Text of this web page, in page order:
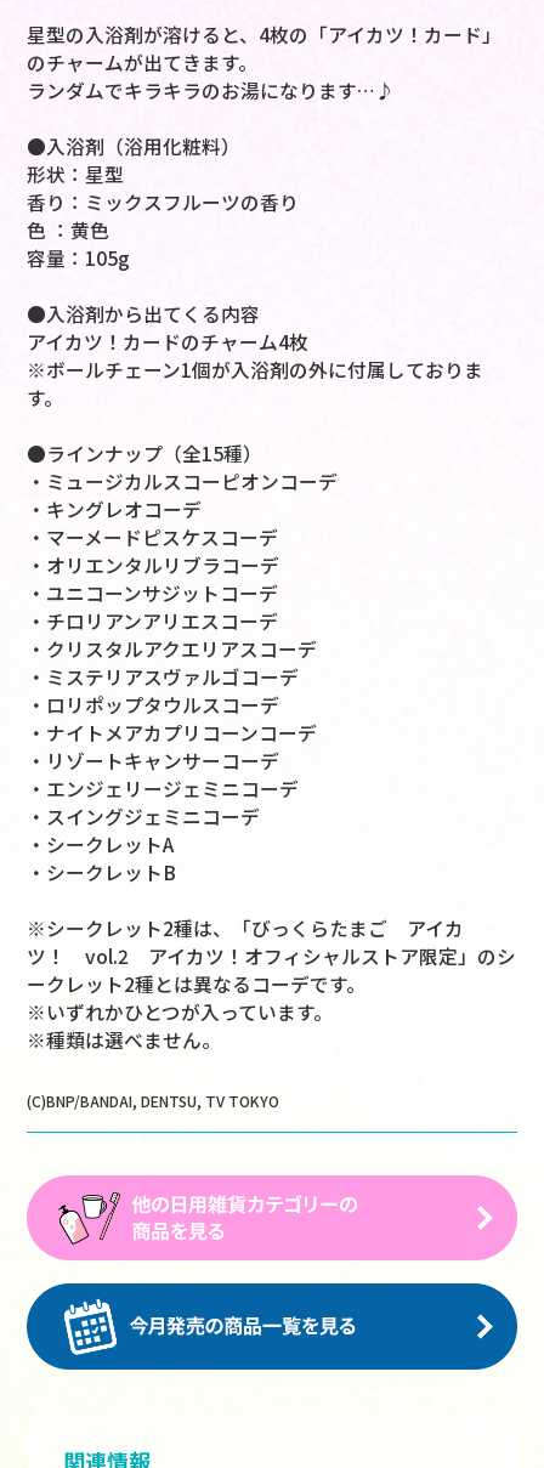
星型の入浴剤が溶けると、4枚の「アイカツ！カード」
のチャームが出てきます。
ランダムでキラキラのお湯になります…♪
●入浴剤（浴用化粧料）
形状：星型
香り：ミックスフルーツの香り
色 ：黄色
容量：105g
●入浴剤から出てくる内容
アイカツ！カードのチャーム4枚
※ボールチェーン1個が入浴剤の外に付属しておりま
す。
●ラインナップ（全15種）
・ミュージカルスコーピオンコーデ
・キングレオコーデ
・マーメードピスケスコーデ
・オリエンタルリブラコーデ
・ユニコーンサジットコーデ
・チロリアンアリエスコーデ
・クリスタルアクエリアスコーデ
・ミステリアスヴァルゴコーデ
・ロリポップタウルスコーデ
・ナイトメアカプリコーンコーデ
・リゾートキャンサーコーデ
・エンジェリージェミニコーデ
・スイングジェミニコーデ
・シークレットA
・シークレットB
※シークレット2種は、「びっくらたまご アイカ
ツ！ vol.2 アイカツ！オフィシャルストア限定」のシ
ークレット2種とは異なるコーデです。
※いずれかひとつが入っています。
※種類は選べません。
(C)BNP/BANDAI, DENTSU, TV TOKYO
関連情報